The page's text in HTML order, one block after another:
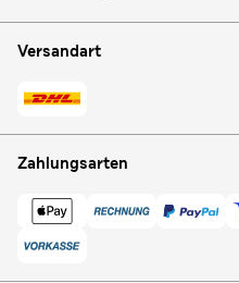
Versandart
Zahlungsarten